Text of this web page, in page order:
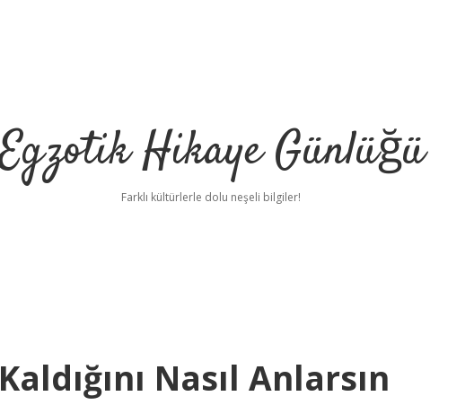
Hikaye Günlüğü
Farklı kültürlerle dolu neşeli bilgiler!
Nasıl Anlarsın